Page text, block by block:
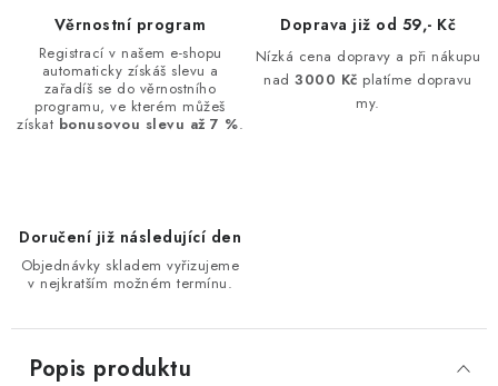
Věrnostní program
Registrací v našem e-shopu
automaticky získáš slevu a
zařadíš se do věrnostního
programu, ve kterém můžeš
získat bonusovou slevu až 7 %.
Doprava již od 59,- Kč
Nízká cena dopravy a při nákupu
nad3000 Kč platíme dopravu
my.
Doručení již následující den
Objednávky skladem vyřizujeme
v nejkratším možném termínu.
Popis produktu